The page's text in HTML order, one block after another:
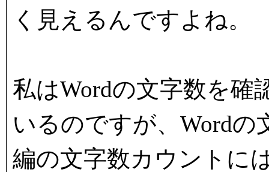
く見えるんですよね。
私はWordの文字数を確
いるのですが、Wordの
編の文字数カウントに